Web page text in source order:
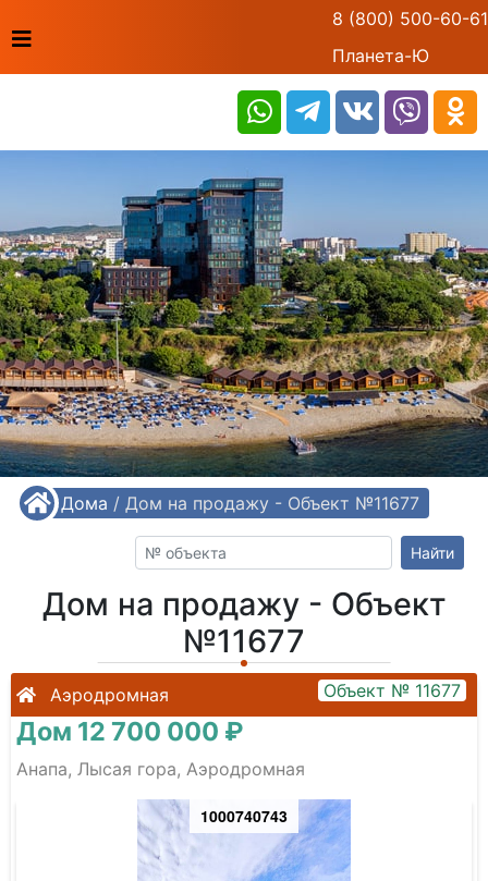
8 (800) 500-60-61
Планета-Ю
/ Дома / Дом на продажу - Объект №11677
Найти
Дом на продажу - Объект
№11677
Аэродромная Объект № 11677
Дом 12 700 000 ₽
Анапа, Лысая гора, Аэродромная
1000740743